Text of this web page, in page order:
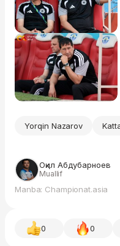
Yorqin Nazarov
Оқил Абдубарноев
Muallif
Manba: Championat.asia
0 0